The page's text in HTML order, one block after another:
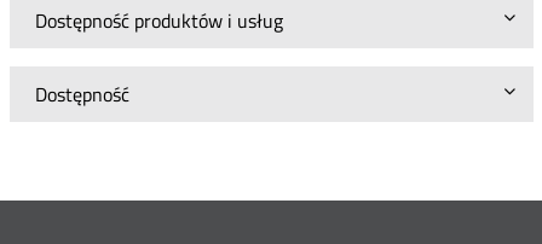
Dostępność produktów i usług
Dostępność